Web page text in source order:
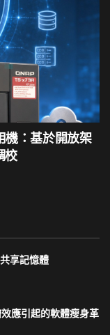
機：基於開放架
校
享記憶體
應引起的軟體瘦身革